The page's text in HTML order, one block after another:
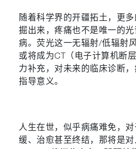
随着科学界的开疆拓土，更
掘出来，疼痛也不是唯一的
病。荧光这一无辐射/低辐射
或将成为CT（电子计算机断
力补充，对未来的临床诊断
指导意义。
人生在世，似乎病痛难免，
缓、治愈甚至终结，那将是对